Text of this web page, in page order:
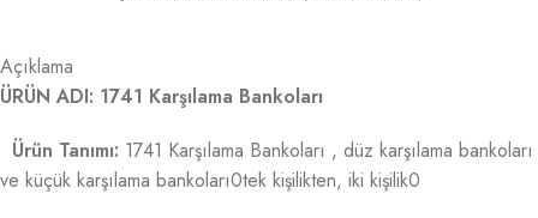
Açıklama
ÜRÜN ADI: 1741 Karşılama Bankoları
Ürün Tanımı: 1741 Karşılama Bankoları , düz karşılama bankoları
ve küçük karşılama bankoları0tek kişilikten, iki kişilik0